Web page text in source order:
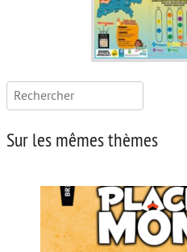
Rechercher :
Sur les mêmes thèmes